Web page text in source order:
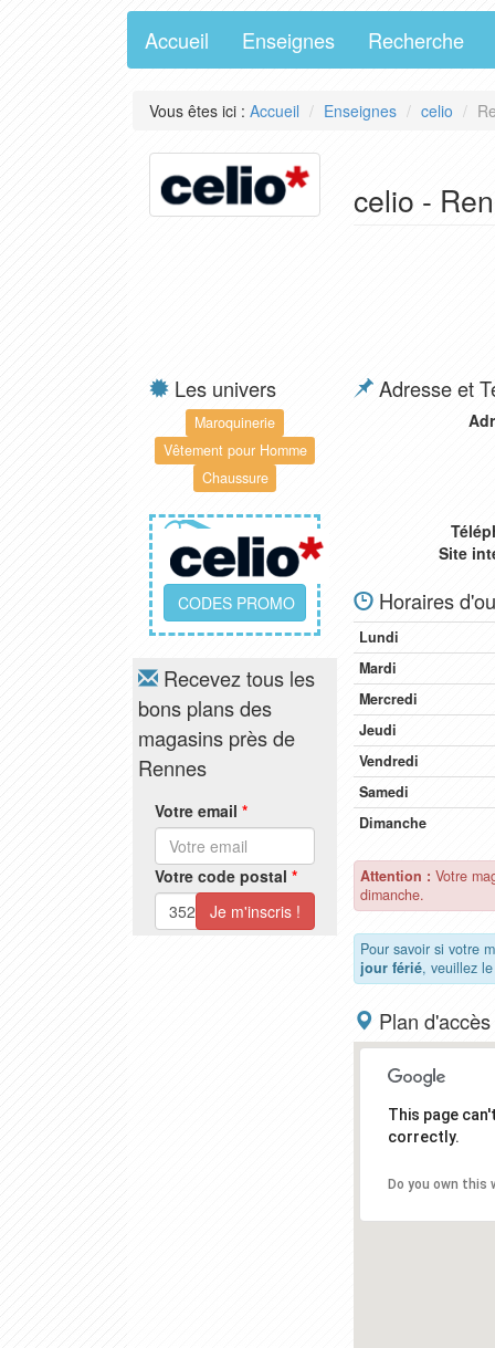
Accueil Enseignes Recherche
Vous êtes ici : Accueil Enseignes celio
celio -
Les univers
Maroquinerie
Vêtement pour Homme
Chaussure
CODES PROMO
Recevez tous les
bons plans des
magasins près de
Rennes
Votre email *
Votre code postal *
Adresse et
Site
Horaires
Lundi
Mardi
Mercredi
Jeudi
Vendredi
Samedi
Dimanche
Attention : Votre
dimanche.
Pour savoir si votre
jour férié, veuillez
Plan d'accès
This page
correctly.
Do you own this